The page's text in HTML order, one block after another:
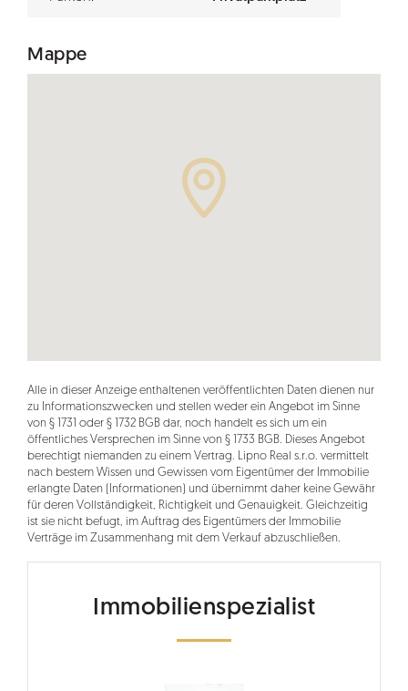
Mappe
Alle in dieser Anzeige enthaltenen veröffentlichten Daten dienen nur
zu Informationszwecken und stellen weder ein Angebot im Sinne
von § 1731 oder § 1732 BGB dar, noch handelt es sich um ein
öffentliches Versprechen im Sinne von § 1733 BGB. Dieses Angebot
berechtigt niemanden zu einem Vertrag. Lipno Real s.r.o. vermittelt
nach bestem Wissen und Gewissen vom Eigentümer der Immobilie
erlangte Daten (Informationen) und übernimmt daher keine Gewähr
für deren Vollständigkeit, Richtigkeit und Genauigkeit. Gleichzeitig
ist sie nicht befugt, im Auftrag des Eigentümers der Immobilie
Verträge im Zusammenhang mit dem Verkauf abzuschließen.
Immobilienspezialist